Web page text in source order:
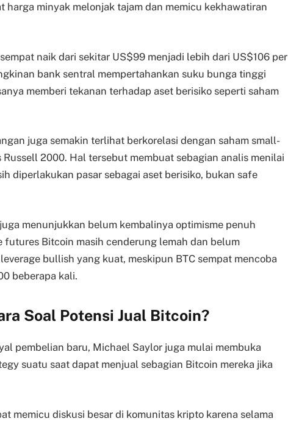
harga minyak melonjak tajam dan memicu kekhawatiran
naik dari sekitar US$99 menjadi lebih dari US$106 per
bank sentral mempertahankan suku bunga tinggi
memberi tekanan terhadap aset berisiko seperti saham
juga semakin terlihat berkorelasi dengan saham small-
2000. Hal tersebut membuat sebagian analis menilai
diperlakukan pasar sebagai aset berisiko, bukan safe
menunjukkan belum kembalinya optimisme penuh
futures Bitcoin masih cenderung lemah dan belum
bullish yang kuat, meskipun BTC sempat mencoba
beberapa kali.
Soal Potensi Jual Bitcoin?
pembelian baru, Michael Saylor juga mulai membuka
suatu saat dapat menjual sebagian Bitcoin mereka jika
memicu diskusi besar di komunitas kripto karena selama